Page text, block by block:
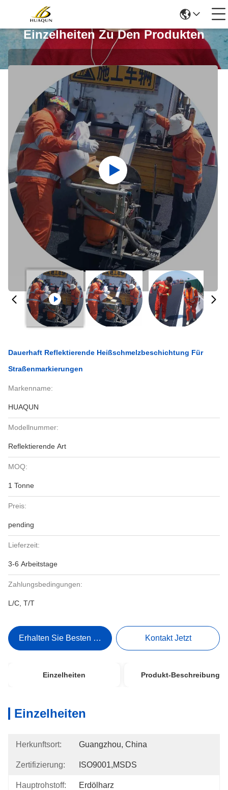
Einzelheiten Zu Den Produkten
Dauerhaft Reflektierende Heißschmelzbeschichtung Für
Straßenmarkierungen
Markenname:
HUAQUN
Modellnummer:
Reflektierende Art
MOQ:
1 Tonne
Preis:
pending
Lieferzeit:
3-6 Arbeitstage
Zahlungsbedingungen:
L/C, T/T
Erhalten Sie Besten Preis Kontakt Jetzt
Einzelheiten Produkt-Beschreibung
Einzelheiten
Herkunftsort: Guangzhou, China
Zertifizierung: ISO9001,MSDS
Hauptrohstoff: Erdölharz